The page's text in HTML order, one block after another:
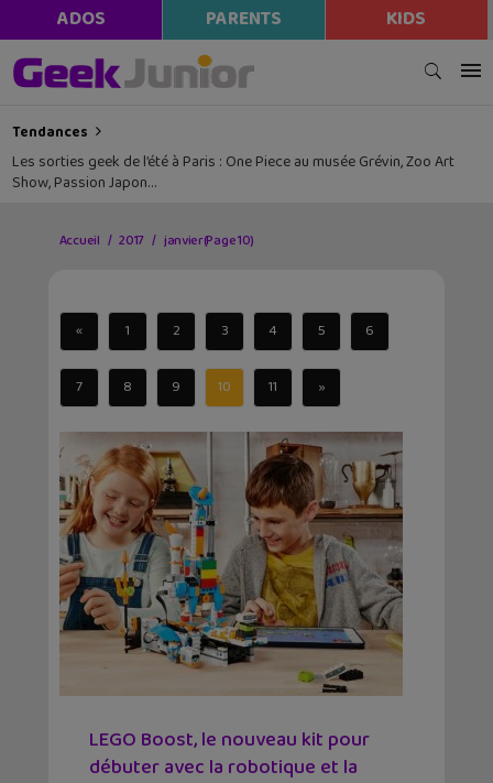
ADOS PARENTS KIDS
Tendances
Les sorties geek de l’été à Paris : One Piece au musée Grévin, Zoo Art
Show, Passion Japon…
Accueil 2017 janvier(Page 10)
« 1 2 3 4 5 6
7 8 9 10 11 »
LEGO Boost, le nouveau kit pour
débuter avec la robotique et la